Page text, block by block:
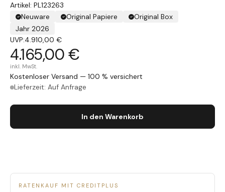
Artikel: PL123263
Neuware
Original Papiere
Original Box
Jahr 2026
UVP:4.910,00 €
4.165,00 €
inkl. MwSt.
Kostenloser Versand — 100 % versichert
Lieferzeit: Auf Anfrage
In den Warenkorb
RATENKAUF MIT CREDITPLUS